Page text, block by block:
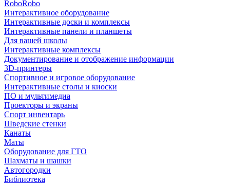
RoboRobo
Интерактивное оборудование
Интерактивные доски и комплексы
Интерактивные панели и планшеты
Для вашей школы
Интерактивные комплексы
Документирование и отображение информации
3D-принтеры
Спортивное и игровое оборудование
Интерактивные столы и киоски
ПО и мультимедиа
Проекторы и экраны
Спорт инвентарь
Шведские стенки
Канаты
Маты
Оборудование для ГТО
Шахматы и шашки
Автогородки
Библиотека